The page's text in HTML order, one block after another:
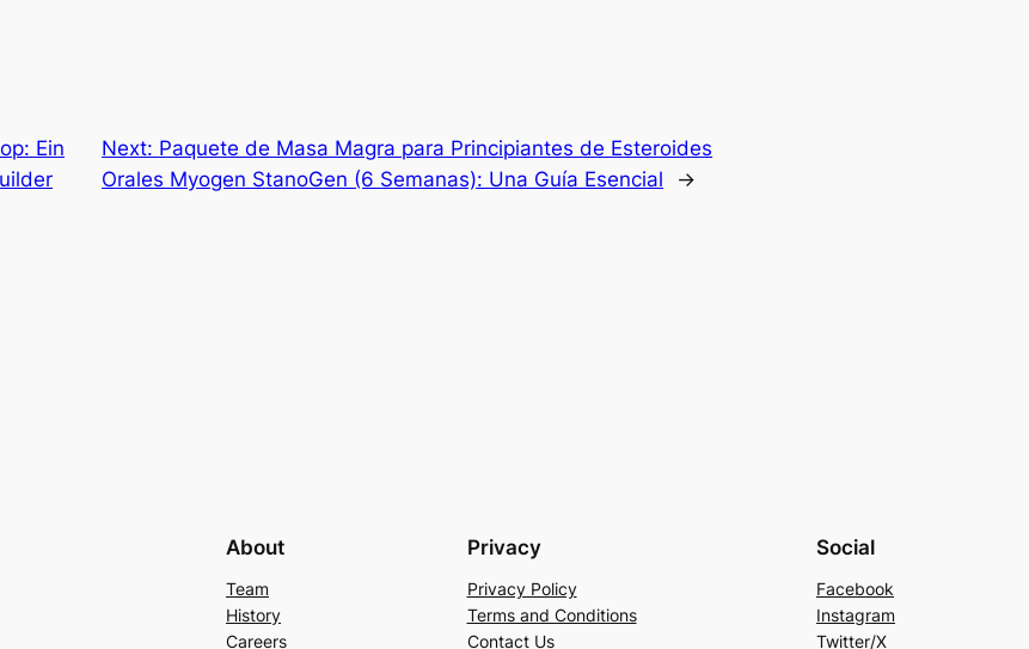
Ein
Next: Paquete de Masa Magra para Principiantes de Esteroides
Orales Myogen StanoGen (6 Semanas): Una Guía Esencial
→
About
Team
History
Careers
Privacy
Privacy Policy
Terms and Conditions
Contact Us
Social
Facebook
Instagram
Twitter/X